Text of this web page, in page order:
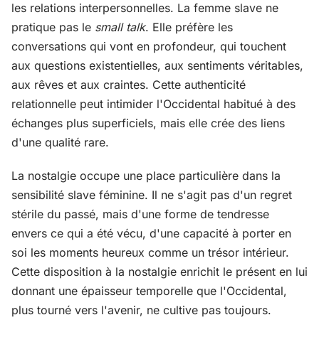
les relations interpersonnelles. La femme slave ne
pratique pas le small talk. Elle préfère les
conversations qui vont en profondeur, qui touchent
aux questions existentielles, aux sentiments véritables,
aux rêves et aux craintes. Cette authenticité
relationnelle peut intimider l'Occidental habitué à des
échanges plus superficiels, mais elle crée des liens
d'une qualité rare.
La nostalgie occupe une place particulière dans la
sensibilité slave féminine. Il ne s'agit pas d'un regret
stérile du passé, mais d'une forme de tendresse
envers ce qui a été vécu, d'une capacité à porter en
soi les moments heureux comme un trésor intérieur.
Cette disposition à la nostalgie enrichit le présent en lui
donnant une épaisseur temporelle que l'Occidental,
plus tourné vers l'avenir, ne cultive pas toujours.